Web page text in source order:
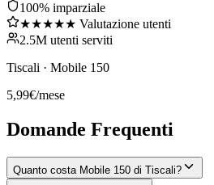
100% imparziale
★★★★★ Valutazione utenti
2.5M utenti serviti
Tiscali · Mobile 150
5,99€/mese
Domande Frequenti
Quanto costa Mobile 150 di Tiscali?